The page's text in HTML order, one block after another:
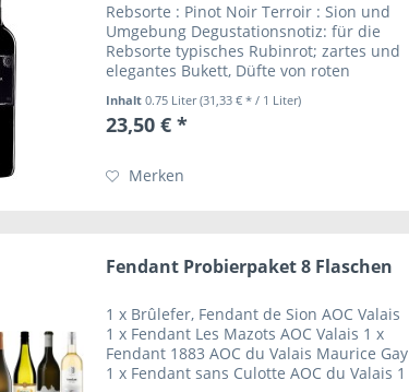
Rebsorte : Pinot Noir Terroir : Sion und
Umgebung Degustationsnotiz: für die
Rebsorte typisches Rubinrot; zartes und
elegantes Bukett, Düfte von roten
zwischen Frucht und Gerbstoff, langes
Finale...
Inhalt0.75 Liter(31,33 € * / 1 Liter)
23,50 € *
Merken
Fendant Probierpaket 8 Flaschen
1 x Brûlefer, Fendant de Sion AOC Valais
1 x Fendant Les Mazots AOC Valais 1 x
Fendant 1883 AOC du Valais Maurice Gay
1 x Fendant sans Culotte AOC du Valais 1